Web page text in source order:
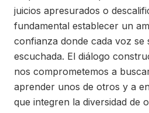
juicios apresurados o
fundamental establecer un
confianza donde cada voz se
escuchada. El diálogo
nos comprometemos a
aprender unos de otros y a
que integren la diversidad de